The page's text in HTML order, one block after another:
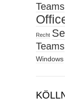
Teams
Recht
Teams
Windows